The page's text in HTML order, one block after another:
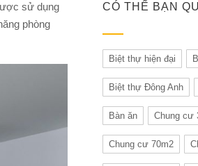
sử dụng
phòng
CÓ THỂ BẠN
Biệt thự hiện đại
Biệt thự Đông Anh
Bàn ăn Chung cư
Chung cư 70m2